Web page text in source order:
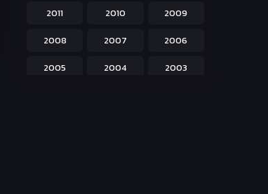
Kids สำหรับเด็ก 227
Magic เวทย์มนต์ 108
Martial Arts ศิลปะการต่อสู้ 38
2011 2010 2009
2008 2007 2006
2005 2004 2003